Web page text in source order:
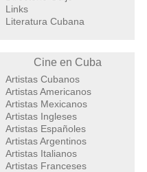
Links
Literatura Cubana
Cine en Cuba
Artistas Cubanos
Artistas Americanos
Artistas Mexicanos
Artistas Ingleses
Artistas Españoles
Artistas Argentinos
Artistas Italianos
Artistas Franceses